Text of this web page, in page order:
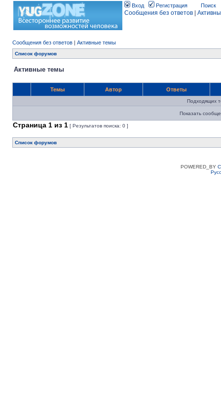
Вход Регистрация Поиск
Сообщения без ответов
Сообщения без ответов | Активные темы
Список форумов
Активные темы
Темы Автор Ответы
Подходящих
Показать
Страница 1 из 1 [ Результатов поиска: 0 ]
Список форумов
POWERED_BY